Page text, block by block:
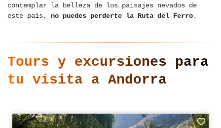
contemplar la belleza de los paisajes nevados de
este país, no puedes perderte la Ruta del Ferro.
Tours y excursiones para
tu visita a Andorra